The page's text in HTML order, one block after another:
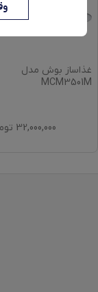
غذاساز بوش مدل
MCM3501M
32,000,000